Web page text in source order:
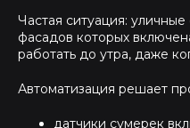
Частая ситуация:
фасадов которых
работать до утра, даже
Автоматизация решает
датчики сумерек